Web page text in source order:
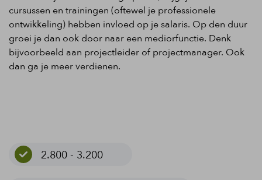
cursussen en trainingen (oftewel je professionele
ontwikkeling) hebben invloed op je salaris. Op den duur
groei je dan ook door naar een mediorfunctie. Denk
bijvoorbeeld aan projectleider of projectmanager. Ook
dan ga je meer verdienen.
2.800 - 3.200